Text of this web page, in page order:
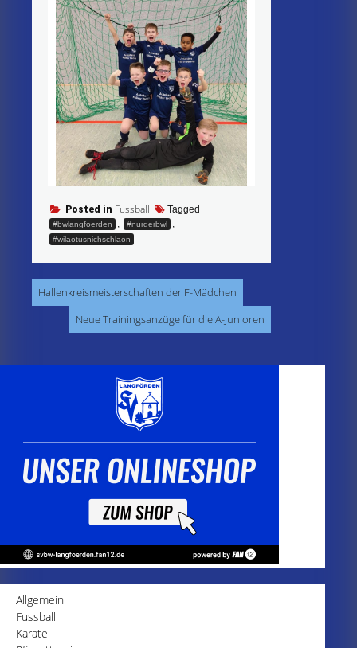
Posted in Fussball Tagged
#bwlangfoerden , #nurderbwl ,
#wilaotusnichschlaon
Beitragsnavigation
Hallenkreismeisterschaften der F-Mädchen
Neue Trainingsanzüge für die A-Junioren
Allgemein
Fussball
Karate